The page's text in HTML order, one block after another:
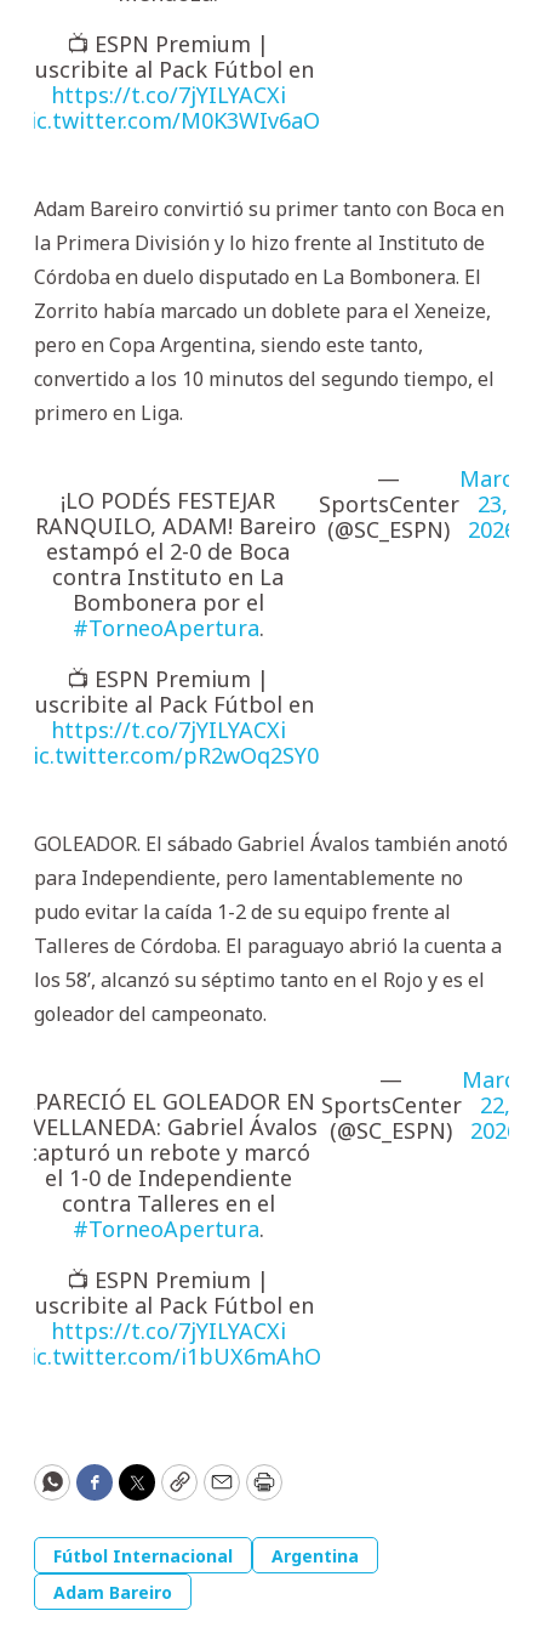
📺 ESPN Premium |
Suscribite al Pack Fútbol en
https://t.co/7jYILYACXi
pic.twitter.com/M0K3WIv6aO
Adam Bareiro convirtió su primer tanto con Boca en
la Primera División y lo hizo frente al Instituto de
Córdoba en duelo disputado en La Bombonera. El
Zorrito había marcado un doblete para el Xeneize,
pero en Copa Argentina, siendo este tanto,
convertido a los 10 minutos del segundo tiempo, el
primero en Liga.
¡LO PODÉS FESTEJAR
TRANQUILO, ADAM! Bareiro
estampó el 2-0 de Boca
contra Instituto en La
Bombonera por el
#TorneoApertura.
📺 ESPN Premium |
Suscribite al Pack Fútbol en
https://t.co/7jYILYACXi
pic.twitter.com/pR2wOq2SY0
—
SportsCenter
(@SC_ESPN)
March
23,
2026
GOLEADOR. El sábado Gabriel Ávalos también anotó
para Independiente, pero lamentablemente no
pudo evitar la caída 1-2 de su equipo frente al
Talleres de Córdoba. El paraguayo abrió la cuenta a
los 58’, alcanzó su séptimo tanto en el Rojo y es el
goleador del campeonato.
APARECIÓ EL GOLEADOR EN
AVELLANEDA: Gabriel Ávalos
capturó un rebote y marcó
el 1-0 de Independiente
contra Talleres en el
#TorneoApertura.
📺 ESPN Premium |
Suscribite al Pack Fútbol en
https://t.co/7jYILYACXi
pic.twitter.com/i1bUX6mAhO
—
SportsCenter
(@SC_ESPN)
March
22,
2026
WhatsApp
Facebook
Twitter
CopyEmailPrint
Fútbol Internacional
Argentina
Adam Bareiro